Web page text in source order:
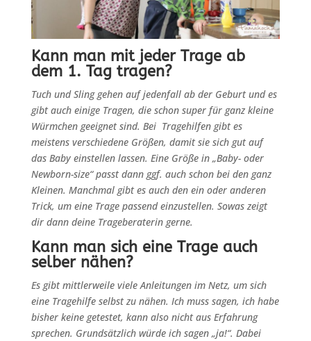
Kann man mit jeder Trage ab
dem 1. Tag tragen?
Tuch und Sling gehen auf jedenfall ab der Geburt und es
gibt auch einige Tragen, die schon super für ganz kleine
Würmchen geeignet sind. Bei Tragehilfen gibt es
meistens verschiedene Größen, damit sie sich gut auf
das Baby einstellen lassen. Eine Größe in „Baby- oder
Newborn-size“ passt dann ggf. auch schon bei den ganz
Kleinen. Manchmal gibt es auch den ein oder anderen
Trick, um eine Trage passend einzustellen. Sowas zeigt
dir dann deine Trageberaterin gerne.
Kann man sich eine Trage auch
selber nähen?
Es gibt mittlerweile viele Anleitungen im Netz, um sich
eine Tragehilfe selbst zu nähen. Ich muss sagen, ich habe
bisher keine getestet, kann also nicht aus Erfahrung
sprechen. Grundsätzlich würde ich sagen „ja!“. Dabei